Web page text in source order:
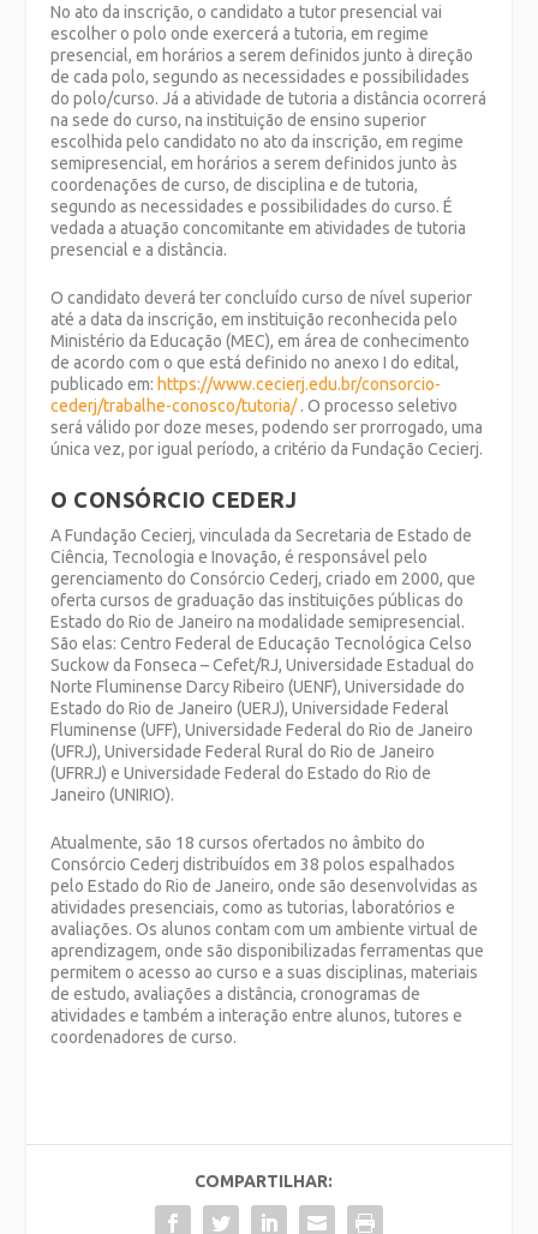
No ato da inscrição, o candidato a tutor presencial vai
escolher o polo onde exercerá a tutoria, em regime
presencial, em horários a serem definidos junto à direção
de cada polo, segundo as necessidades e possibilidades
do polo/curso. Já a atividade de tutoria a distância ocorrerá
na sede do curso, na instituição de ensino superior
escolhida pelo candidato no ato da inscrição, em regime
semipresencial, em horários a serem definidos junto às
coordenações de curso, de disciplina e de tutoria,
segundo as necessidades e possibilidades do curso. É
vedada a atuação concomitante em atividades de tutoria
presencial e a distância.
O candidato deverá ter concluído curso de nível superior
até a data da inscrição, em instituição reconhecida pelo
Ministério da Educação (MEC), em área de conhecimento
de acordo com o que está definido no anexo I do edital,
publicado em: https://www.cecierj.edu.br/consorcio-
cederj/trabalhe-conosco/tutoria/. O processo seletivo
será válido por doze meses, podendo ser prorrogado, uma
única vez, por igual período, a critério da Fundação Cecierj.
O CONSÓRCIO CEDERJ
A Fundação Cecierj, vinculada da Secretaria de Estado de
Ciência, Tecnologia e Inovação, é responsável pelo
gerenciamento do Consórcio Cederj, criado em 2000, que
oferta cursos de graduação das instituições públicas do
Estado do Rio de Janeiro na modalidade semipresencial.
São elas: Centro Federal de Educação Tecnológica Celso
Suckow da Fonseca – Cefet/RJ, Universidade Estadual do
Norte Fluminense Darcy Ribeiro (UENF), Universidade do
Estado do Rio de Janeiro (UERJ), Universidade Federal
Fluminense (UFF), Universidade Federal do Rio de Janeiro
(UFRJ), Universidade Federal Rural do Rio de Janeiro
(UFRRJ) e Universidade Federal do Estado do Rio de
Janeiro (UNIRIO).
Atualmente, são 18 cursos ofertados no âmbito do
Consórcio Cederj distribuídos em 38 polos espalhados
pelo Estado do Rio de Janeiro, onde são desenvolvidas as
atividades presenciais, como as tutorias, laboratórios e
avaliações. Os alunos contam com um ambiente virtual de
aprendizagem, onde são disponibilizadas ferramentas que
permitem o acesso ao curso e a suas disciplinas, materiais
de estudo, avaliações a distância, cronogramas de
atividades e também a interação entre alunos, tutores e
coordenadores de curso.
COMPARTILHAR: